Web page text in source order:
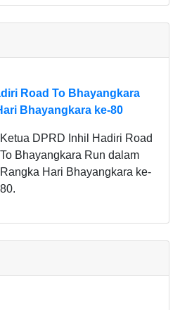
Road To Bhayangkara
Bhayangkara ke-80
Ketua DPRD Inhil Hadiri Road
To Bhayangkara Run dalam
Rangka Hari Bhayangkara ke-
80.